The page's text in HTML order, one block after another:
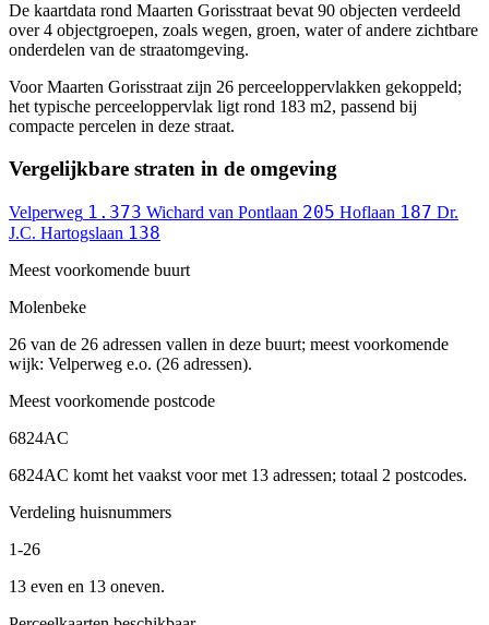
De kaartdata rond Maarten Gorisstraat bevat 90 objecten verdeeld
over 4 objectgroepen, zoals wegen, groen, water of andere zichtbare
onderdelen van de straatomgeving.
Voor Maarten Gorisstraat zijn 26 perceeloppervlakken gekoppeld;
het typische perceeloppervlak ligt rond 183 m2, passend bij
compacte percelen in deze straat.
Vergelijkbare straten in de omgeving
Velperweg 1.373 Wichard van Pontlaan 205 Hoflaan 187 Dr.
J.C. Hartogslaan 138
Meest voorkomende buurt
Molenbeke
26 van de 26 adressen vallen in deze buurt; meest voorkomende
wijk: Velperweg e.o. (26 adressen).
Meest voorkomende postcode
6824AC
6824AC komt het vaakst voor met 13 adressen; totaal 2 postcodes.
Verdeling huisnummers
1-26
13 even en 13 oneven.